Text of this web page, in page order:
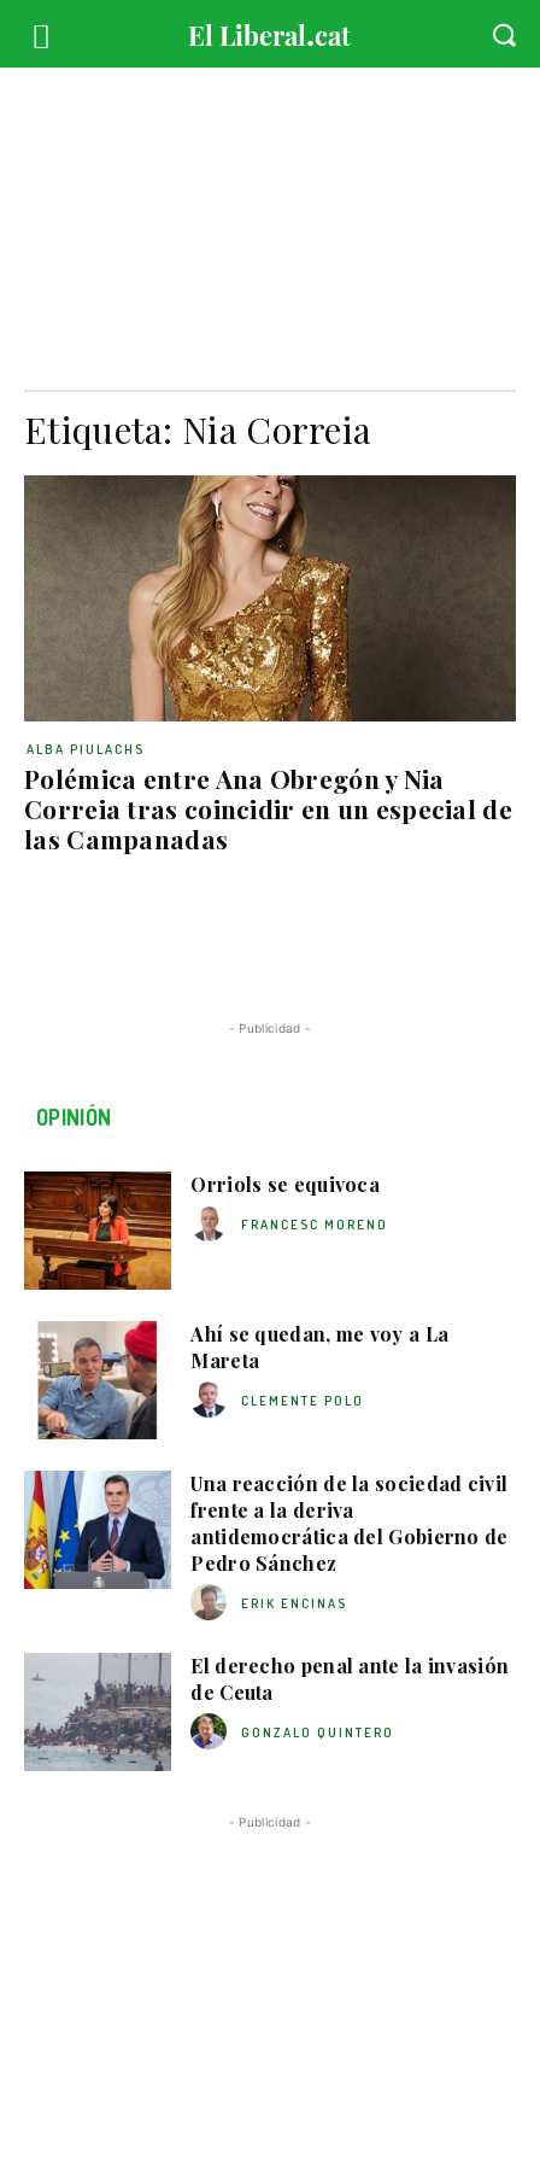
Etiqueta: Nia Correia
Polémica entre Ana Obregón y Nia
Correia tras coincidir en un especial de
las Campanadas
ALBA PIULACHS
- Publicidad -
OPINIÓN
Orriols se equivoca
FRANCESC MORENO
Ahí se quedan, me voy a La
Mareta
CLEMENTE POLO
Una reacción de la sociedad civil
frente a la deriva
antidemocrática del Gobierno de
Pedro Sánchez
ERIK ENCINAS
El derecho penal ante la invasión
de Ceuta
GONZALO QUINTERO
- Publicidad -